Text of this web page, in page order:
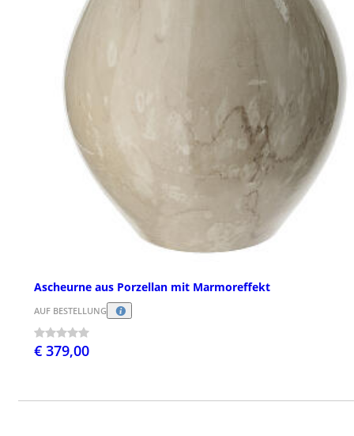
Ascheurne aus Porzellan mit Marmoreffekt
AUF BESTELLUNG
€ 379,00